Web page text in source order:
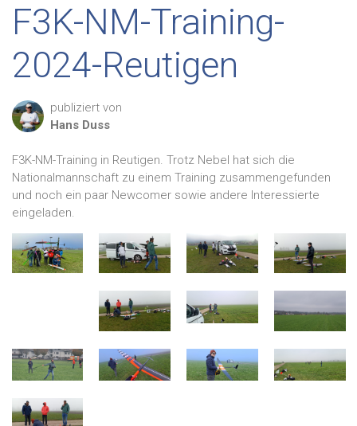
F3K-NM-Training-
2024-Reutigen
publiziert von
Hans Duss
F3K-NM-Training in Reutigen. Trotz Nebel hat sich die
Nationalmannschaft zu einem Training zusammengefunden
und noch ein paar Newcomer sowie andere Interessierte
eingeladen.